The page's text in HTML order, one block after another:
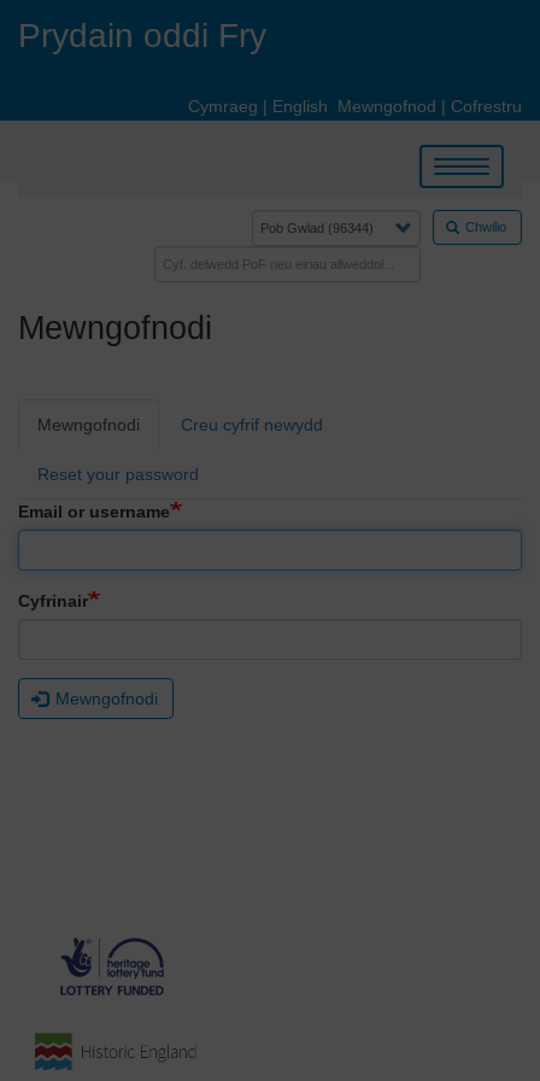
Prydain oddi Fry
Cymraeg | English Mewngofnod | Cofrestru
Toggle
navigation
Chwilio
Mewngofnodi
Primary
Mewngofnodi Creu cyfrif newydd
Reset your password
Email or username
Cyfrinair
Mewngofnodi